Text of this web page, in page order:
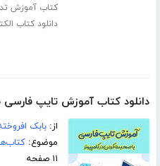
کتاب آموزش
دانلود کتاب
دانلود کتاب آموزش تایپ
از:بابک
موضوع:
۱۱ صفحه